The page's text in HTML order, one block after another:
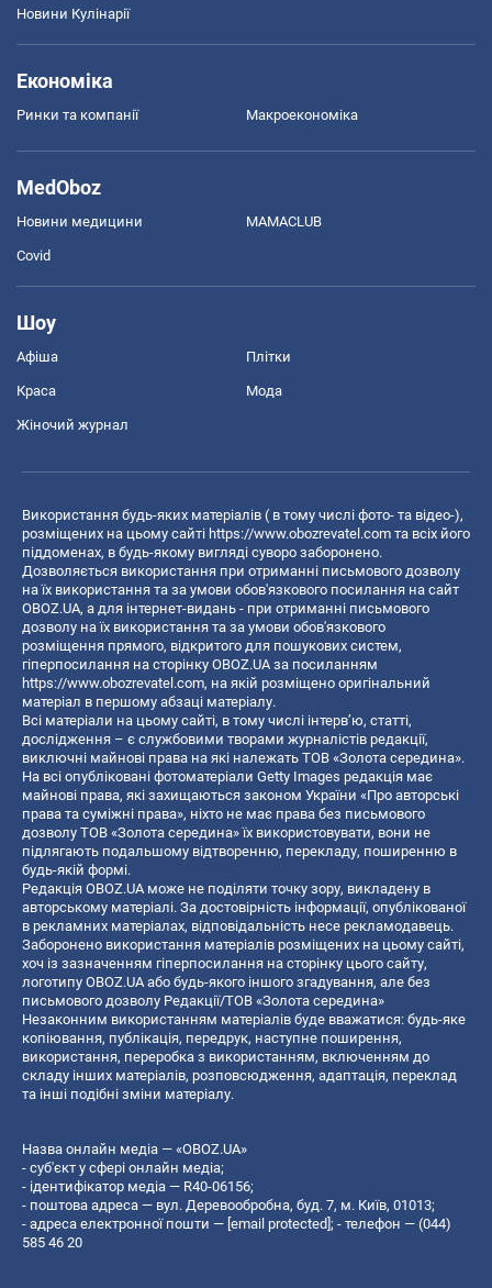
Новини Кулінарії
Економіка
Ринки та компанії Макроекономіка
MedOboz
Новини медицини MAMACLUB
Covid
Шоу
Афіша Плітки
Краса Мода
Жіночий журнал
Використання будь-яких матеріалів ( в тому числі фото- та відео-),
розміщених на цьому сайті https://www.obozrevatel.com та всіх його
піддоменах, в будь-якому вигляді суворо заборонено.
Дозволяється використання при отриманні письмового дозволу
на їх використання та за умови обов'язкового посилання на сайт
OBOZ.UA, а для інтернет-видань - при отриманні письмового
дозволу на їх використання та за умови обов'язкового
розміщення прямого, відкритого для пошукових систем,
гіперпосилання на сторінку OBOZ.UA за посиланням
https://www.obozrevatel.com, на якій розміщено оригінальний
матеріал в першому абзаці матеріалу.
Всі матеріали на цьому сайті, в тому числі інтерв’ю, статті,
дослідження – є службовими творами журналістів редакції,
виключні майнові права на які належать ТОВ «Золота середина».
На всі опубліковані фотоматеріали Getty Images редакція має
майнові права, які захищаються законом України «Про авторські
права та суміжні права», ніхто не має права без письмового
дозволу ТОВ «Золота середина» їх використовувати, вони не
підлягають подальшому відтворенню, перекладу, поширенню в
будь-якій формі.
Редакція OBOZ.UA може не поділяти точку зору, викладену в
авторському матеріалі. За достовірність інформації, опублікованої
в рекламних матеріалах, відповідальність несе рекламодавець.
Заборонено використання матеріалів розміщених на цьому сайті,
хоч із зазначенням гіперпосилання на сторінку цього сайту,
логотипу OBOZ.UA або будь-якого іншого згадування, але без
письмового дозволу Редакції/ТОВ «Золота середина»
Незаконним використанням матеріалів буде вважатися: будь-яке
копiювання, публiкацiя, передрук, наступне поширення,
використання, переробка з використанням, включенням до
складу інших матеріалів, розповсюдження, адаптація, переклад
та інші подібні зміни матеріалу.
Назва онлайн медіа — «OBOZ.UA»
- суб'єкт у сфері онлайн медіа;
- ідентифікатор медіа — R40-06156;
- поштова адреса — вул. Деревообробна, буд. 7, м. Київ, 01013;
- адреса електронної пошти — [email protected]; - телефон — (044)
585 46 20